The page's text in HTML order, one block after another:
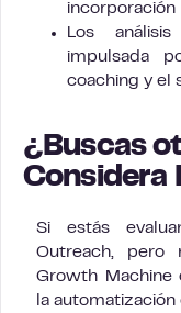
incorporación
Los
impulsada
coaching y el
¿Buscas
Considera
Si estás
Outreach, pero
Growth Machine
la